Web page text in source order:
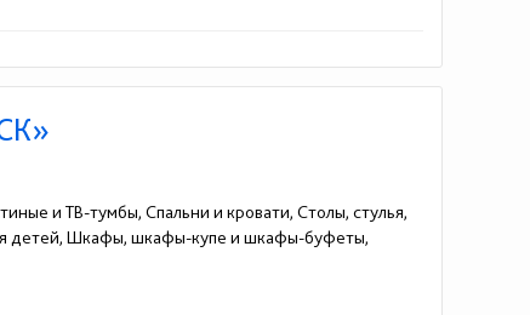
и ТВ-тумбы, Спальни и кровати, Столы, стулья,
детей, Шкафы, шкафы-купе и шкафы-буфеты,